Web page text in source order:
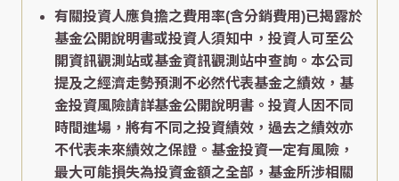
有關投資人應負擔之費用率(含分銷費用)已揭露於
基金公開說明書或投資人須知中，投資人可至公
開資訊觀測站或基金資訊觀測站中查詢。本公司
提及之經濟走勢預測不必然代表基金之績效，基
金投資風險請詳基金公開說明書。投資人因不同
時間進場，將有不同之投資績效，過去之績效亦
不代表未來績效之保證。基金投資一定有風險，
最大可能損失為投資金額之全部，基金所涉相關